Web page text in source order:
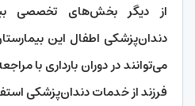
از دیگر بخش‌های تخصصی
دندان‌پزشکی اطفال این
می‌توانند در دوران بارداری با
فرزند از خدمات دندان‌پزشکی